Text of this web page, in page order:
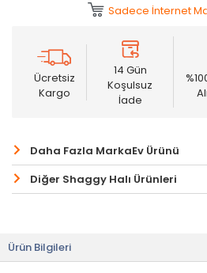
Sadece İnternet
Ücretsiz
Kargo
14 Gün
Koşulsuz
İade
Daha Fazla MarkaEv Ürünü
Diğer Shaggy Halı Ürünleri
Ürün Bilgileri